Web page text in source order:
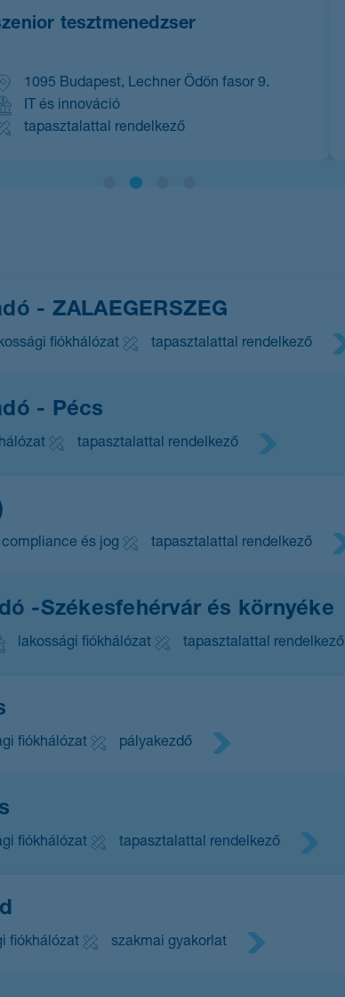
frissülni
pozíciók
listája.
tesztmenedzser
1095 Budapest, Lechner Ödön fasor 9.
IT és innováció
tapasztalattal rendelkező
- ZALAEGERSZEG
fiókhálózat tapasztalattal rendelkező
- Pécs
tapasztalattal rendelkező
compliance és jog tapasztalattal rendelkező
-Székesfehérvár és környéke
lakossági fiókhálózat tapasztalattal rendelkező
fiókhálózat pályakezdő
fiókhálózat tapasztalattal rendelkező
fiókhálózat szakmai gyakorlat